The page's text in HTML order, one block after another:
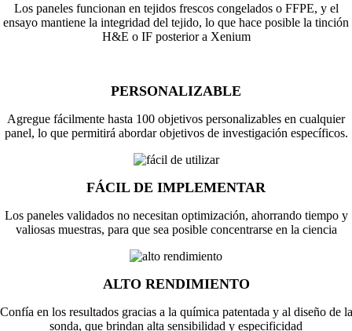
Los paneles funcionan en tejidos frescos congelados o FFPE, y el
ensayo mantiene la integridad del tejido, lo que hace posible la tinción
H&E o IF posterior a Xenium
PERSONALIZABLE
Agregue fácilmente hasta 100 objetivos personalizables en cualquier
panel, lo que permitirá abordar objetivos de investigación específicos.
FÁCIL DE IMPLEMENTAR
Los paneles validados no necesitan optimización, ahorrando tiempo y
valiosas muestras, para que sea posible concentrarse en la ciencia
ALTO RENDIMIENTO
Confía en los resultados gracias a la química patentada y al diseño de la
sonda, que brindan alta sensibilidad y especificidad